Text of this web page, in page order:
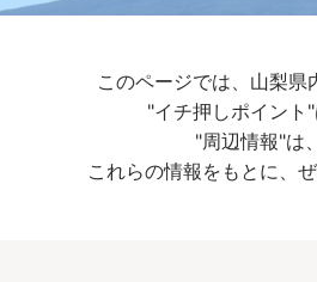
このページでは、山梨県
"イチ押しポイント
"周辺情報"は
これらの情報をもとに、